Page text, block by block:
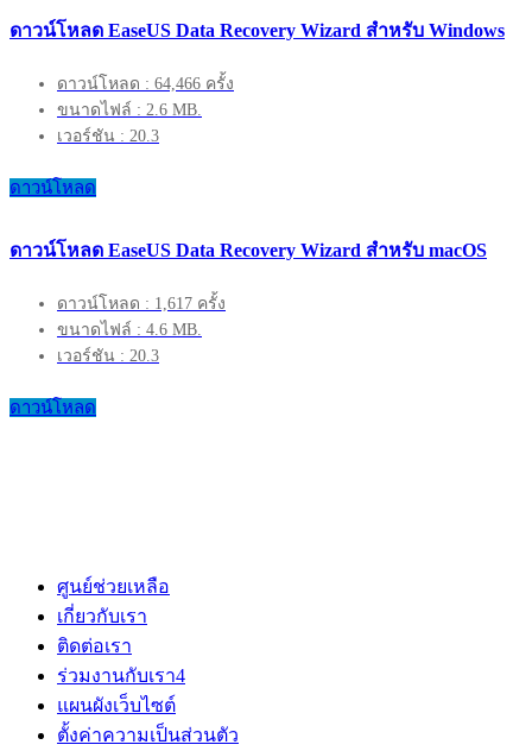
ดาวน์โหลด EaseUS Data Recovery Wizard สำหรับ Windows
ดาวน์โหลด : 64,466 ครั้ง
ขนาดไฟล์ : 2.6 MB.
เวอร์ชัน : 20.3
ดาวน์โหลด
ดาวน์โหลด EaseUS Data Recovery Wizard สำหรับ macOS
ดาวน์โหลด : 1,617 ครั้ง
ขนาดไฟล์ : 4.6 MB.
เวอร์ชัน : 20.3
ดาวน์โหลด
ศูนย์ช่วยเหลือ
เกี่ยวกับเรา
ติดต่อเรา
ร่วมงานกับเรา4
แผนผังเว็บไซต์
ตั้งค่าความเป็นส่วนตัว